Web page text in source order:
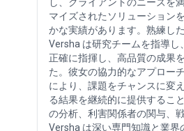
マイズされたソリューション
かな実績があります。熟練し
Versha は研究チームを指導し
正確に指揮し、高品質の成果
た。彼女の協力的なアプロー
により、課題をチャンスに変
る結果を継続的に提供するこ
の分析、利害関係者の関与、
Versha は深い専門知識と業界